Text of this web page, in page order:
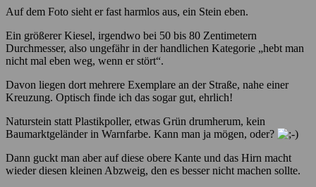
Auf dem Foto sieht er fast harmlos aus, ein Stein eben.
Ein größerer Kiesel, irgendwo bei 50 bis 80 Zentimetern
Durchmesser, also ungefähr in der handlichen Kategorie „hebt man
nicht mal eben weg, wenn er stört“.
Davon liegen dort mehrere Exemplare an der Straße, nahe einer
Kreuzung. Optisch finde ich das sogar gut, ehrlich!
Naturstein statt Plastikpoller, etwas Grün drumherum, kein
Baumarktgeländer in Warnfarbe. Kann man ja mögen, oder?
Dann guckt man aber auf diese obere Kante und das Hirn macht
wieder diesen kleinen Abzweig, den es besser nicht machen sollte.